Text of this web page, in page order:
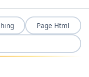
Page Html